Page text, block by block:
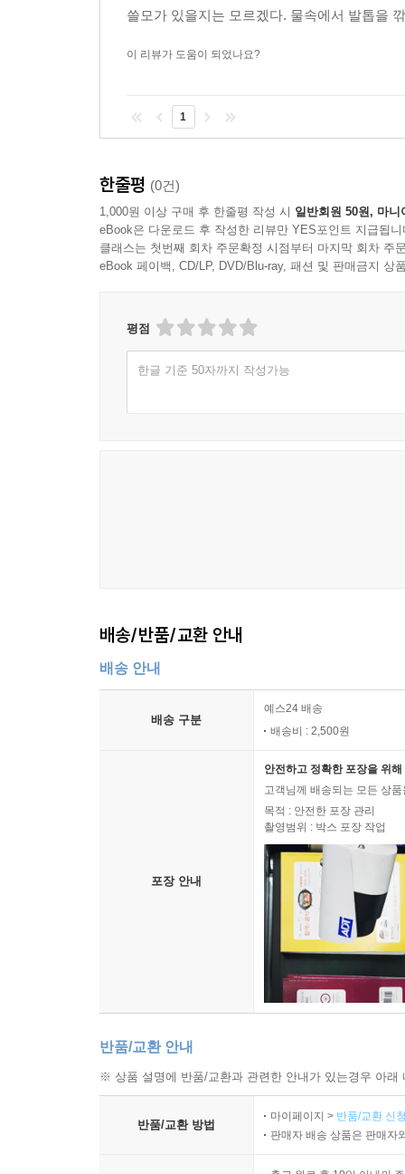
이러한 저자의 연구 덕분에 우리는 이 책에서
투명인간 되는 법, 새(bird)로 미사일 만드는 법,
여기에는 과학, 의학, 위생, 신기술 등이 포함되
고대 그리스부터 비잔틴을 거쳐 중세에 이르기까
물론 현대인의 눈에 이 텍스트들은 대부분 그 내
우리가 당연하다고 알고 있는 각종 상식도 1천 년
결국 이러한 조언들이 우리에게 주는 교훈은
시대적 배경 등에 대한 주해를 덧붙여, 생소한 역
있으니, 독자들 중 누군가는 한 권의 책으로 교양
침대의 벼룩을 죽이려면 어떻게 해야 하는지 걱정
“웃음이 만발하는 생생한 비법책들의 역사” -존스
“역사도 얼마든지 재밌고 유쾌할 수 있음을 보여준
쓸모가 있을지는 모르겠다. 물속에서 발톱을
이 리뷰가 도움이 되었나요?
1
한줄평 (0건)
1,000원 이상 구매 후 한줄평 작성 시 일반회원 50원, 마니
eBook은 다운로드 후 작성한 리뷰만 YES포인트 지급됩니
클래스는 첫번째 회차 주문확정 시점부터 마지막 회차 주
eBook 페이백, CD/LP, DVD/Blu-ray, 패션 및 판매금지 상
평점
한글 기준 50자까지 작성가능
배송/반품/교환 안내
배송 안내
배송 구분
예스24 배송
배송비 : 2,500원
포장 안내
안전하고 정확한 포장을 위
고객님께 배송되는 모든 상
목적 : 안전한 포장 관리
촬영범위 : 박스 포장 작업
반품/교환 안내
※ 상품 설명에 반품/교환과 관련한 안내가 있는경우 아
반품/교환 방법
마이페이지 > 반품/교환 신
판매자 배송 상품은 판매자